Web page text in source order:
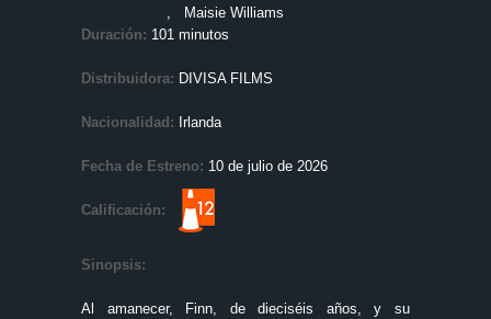
, Maisie Williams
Duración: 101 minutos
Distribuidora: DIVISA FILMS
Nacionalidad: Irlanda
Fecha de Estreno: 10 de julio de 2026
Calificación:
Sinopsis:
Al amanecer, Finn, de dieciséis años, y su